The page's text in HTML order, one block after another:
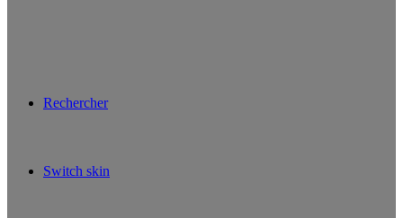
Rechercher
Switch skin